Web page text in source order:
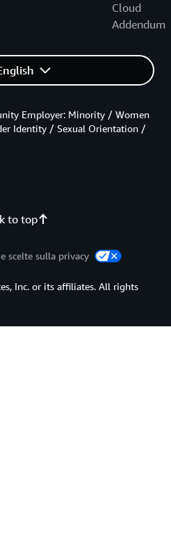
Cloud
Addendum
to top
Employer: Minority / Women
Identity / Sexual Orientation /
scelte sulla privacy
Inc. or its affiliates. All rights